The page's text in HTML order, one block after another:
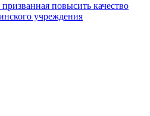
повысить качество
учреждения